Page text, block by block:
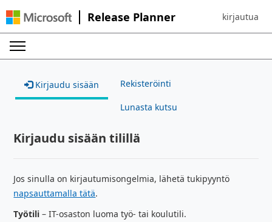
Release Planner Sign in to
kirjautua
Kirjaudu sisään Rekisteröinti
Lunasta kutsu
Kirjaudu sisään tilillä
Jos sinulla on kirjautumisongelmia, lähetä tukipyyntö
napsauttamalla tätä.
Työtili – IT-osaston luoma työ- tai koulutili.